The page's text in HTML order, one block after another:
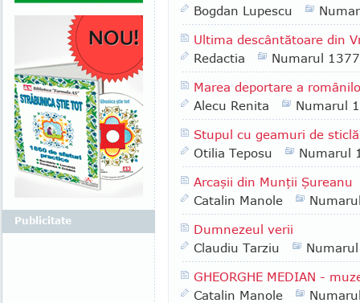
Bogdan Lupescu
Ultima descântătoare din
Redactia
Numarul 1377
Marea deportare a
Alecu Renita
Numarul
Stupul cu geamuri de sticlă
Otilia Teposu
Numarul
Arcaşii din Munţii Şureanu
Catalin Manole
Dumnezeul verii
Claudiu Tarziu
GHEORGHE MEDIAN -
Catalin Manole
Publicitate